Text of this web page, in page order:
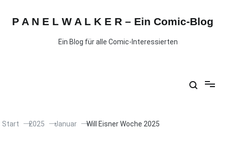
P A N E L W A L K E R – Ein Comic-Blog
Ein Blog für alle Comic-Interessierten
Start 2025 Januar Will Eisner Woche 2025